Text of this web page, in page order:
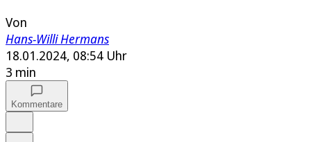
Von
Hans-Willi Hermans
18.01.2024, 08:54 Uhr
3 min
Kommentare